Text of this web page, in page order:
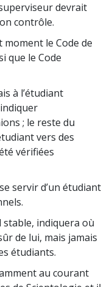
devrait
contrôle.
le Code de
que le Code
à l’étudiant
; le reste du
vers des
vérifiées
servir d’un étudiant
indiquera où
de lui, mais jamais
étudiants.
au courant